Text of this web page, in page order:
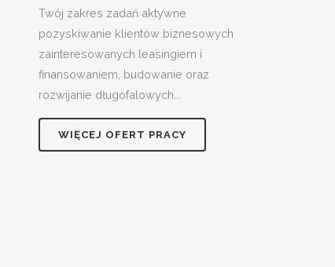
Twój zakres zadań aktywne
pozyskiwanie klientów biznesowych
zainteresowanych leasingiem i
finansowaniem, budowanie oraz
rozwijanie długofalowych...
WIĘCEJ OFERT PRACY